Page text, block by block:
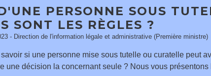
PERSONNE SOUS
SONT LES RÈGLES ?
- Direction de l'information légale et administrative (Première ministre)
si une personne mise sous tutelle ou curatelle peut
une décision la concernant seule ? Nous vous